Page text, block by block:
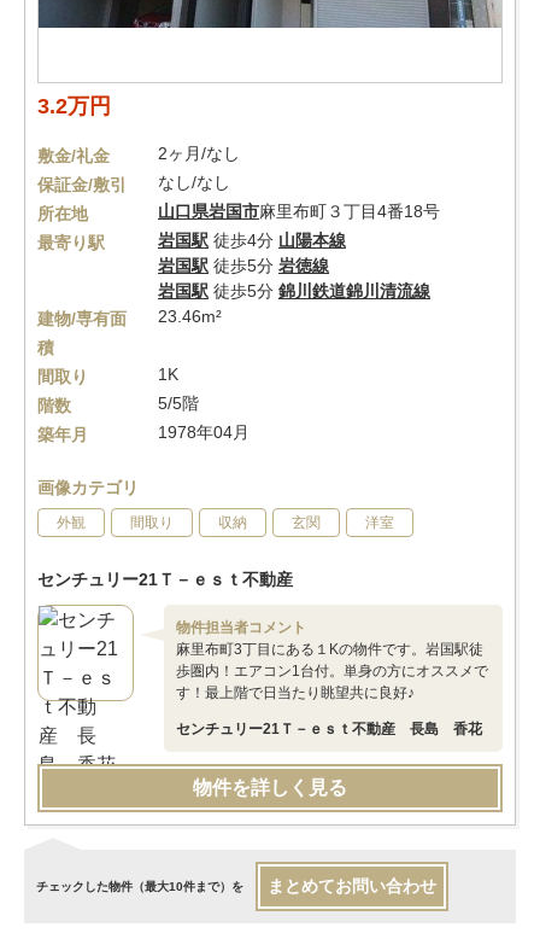
3.2万円
敷金/礼金
2ヶ月/なし
保証金/敷引
なし/なし
所在地
山口県岩国市麻里布町３丁目4番18号
最寄り駅
岩国駅 徒歩4分 山陽本線
岩国駅 徒歩5分 岩徳線
岩国駅 徒歩5分 錦川鉄道錦川清流線
建物/専有面
積
23.46m²
間取り
1K
階数
5/5階
築年月
1978年04月
画像カテゴリ
外観 間取り 収納 玄関 洋室
センチュリー21Ｔ－ｅｓｔ不動産
物件担当者コメント
麻里布町3丁目にある１Kの物件です。岩国駅徒
歩圏内！エアコン1台付。単身の方にオススメで
す！最上階で日当たり眺望共に良好♪
センチュリー21Ｔ－ｅｓｔ不動産 長島 香花
物件を詳しく見る
チェックした物件（最大10件まで）を まとめてお問い合わせ